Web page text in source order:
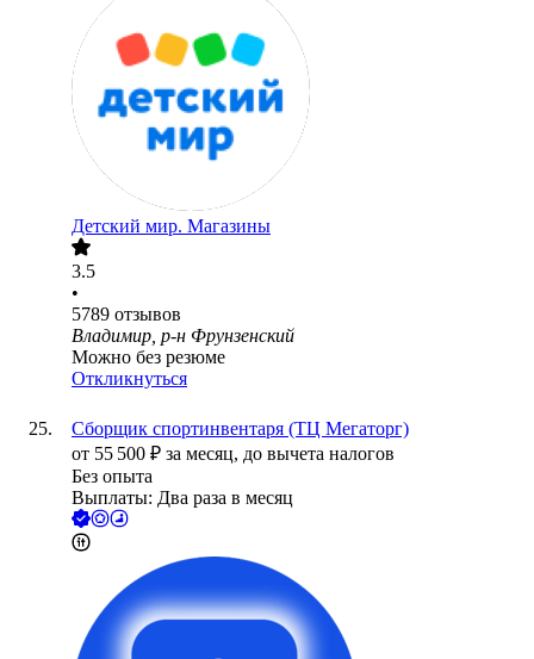
Детский мир. Магазины
3.5
•
5789 отзывов
Владимир, р-н Фрунзенский
Можно без резюме
Откликнуться
Сборщик спортинвентаря (ТЦ Мегаторг)
от 55 500 ₽ за месяц, до вычета налогов
Без опыта
Выплаты: Два раза в месяц